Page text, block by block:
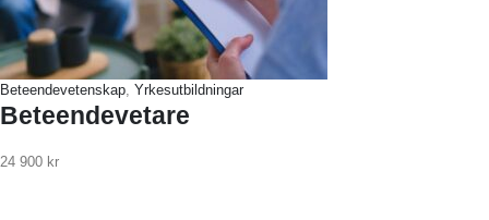
Beteendevetenskap, Yrkesutbildningar
Beteendevetare
24 900 kr